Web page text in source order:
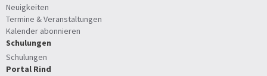
Neuigkeiten
Termine & Veranstaltungen
Kalender abonnieren
Schulungen
Schulungen
Portal Rind